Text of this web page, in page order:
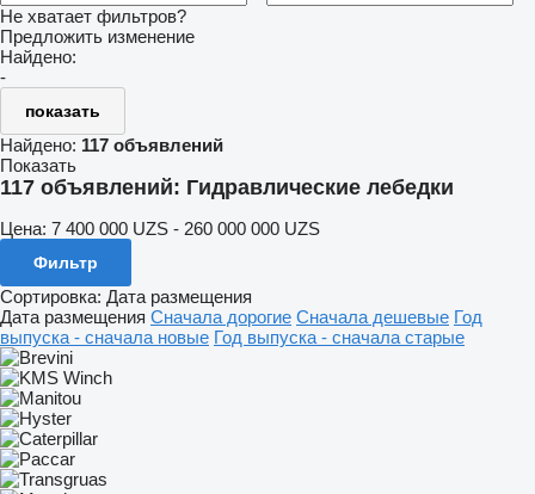
Не хватает фильтров?
Предложить изменение
Найдено:
-
показать
Найдено: 117 объявлений
Показать
117 объявлений: Гидравлические лебедки
Цена: 7 400 000 UZS - 260 000 000 UZS
Фильтр
Сортировка: Дата размещения
Дата размещения Сначала дорогие Сначала дешевые Год
выпуска - сначала новые Год выпуска - сначала старые